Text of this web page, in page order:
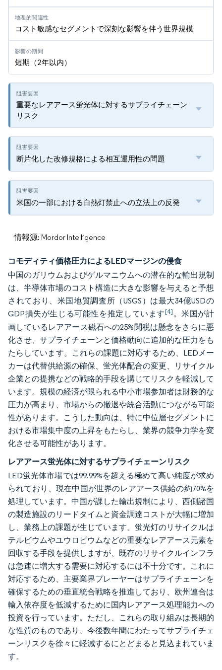
コスト敏感なセグメントで深刻な影響を伴う世界規模
短期（2年以内）
重要なレアアース蛍光体に対するサプライチェーン
リスク
断片化した改修規格による相互運用性の問題
米国の一部における白熱灯禁止への立法上の反発
情報源: Mordor Intelligence
コモディティ価格圧力によるLEDマージンの侵食
中国のガリウムおよびゲルマニウムへの潜在的な輸出規制
は、半導体市場のコスト構造に大きな影響を与えると予想
されており、米国地質調査所（USGS）は最大34億USDの
GDP損失が生じる可能性を推定しています[4]。米国が計
画しているレアアース磁石への25%関税は懸念をさらに悪
化させ、サプライチェーンと価格動向に追加的な圧力をも
たらしています。これらの課題に対応するため、LEDメー
カーは代替供給源の確保、蛍光体配合の変更、リサイクル
企業との提携などの戦略的手段を講じてリスクを軽減して
います。規模の経済が限られる中小市場参加者は財務的な
圧力が高まり、市場からの撤退や統合活動につながる可能
性があります。こうした動向は、特に中位層セグメントに
おける市場集中度の上昇をもたらし、業界の競争力学を変
化させる可能性があります。
レアアース蛍光体に対するサプライチェーンリスク
LED蛍光体市場では99.99%を超える極めて高い純度が求め
られており、現在中国が世界のレアアース供給の約70%を
処理しています。中国が課した輸出規制により、西側諸国
の製造施設のリードタイムと資金調達コストが大幅に増加
し、業務上の課題が生じています。蛍光灯のリサイクルは
テルビウムやユウロピウムなどの重要なレアアース元素を
回収する手段を提供しますが、既存のリサイクルインフラ
は急速に増大する需要に対応するには不十分です。これに
対応するため、主要業界プレーヤーはサプライチェーンを
確保するための垂直統合戦略を推進しており、欧州連合は
輸入依存度を低減するために国内レアアース処理能力への
投資を行っています。ただし、これらの取り組みは長期的
な性質のものであり、今後数年間にわたってサプライチェ
ーンリスクを徐々に軽減するにとどまると見込まれていま
す。